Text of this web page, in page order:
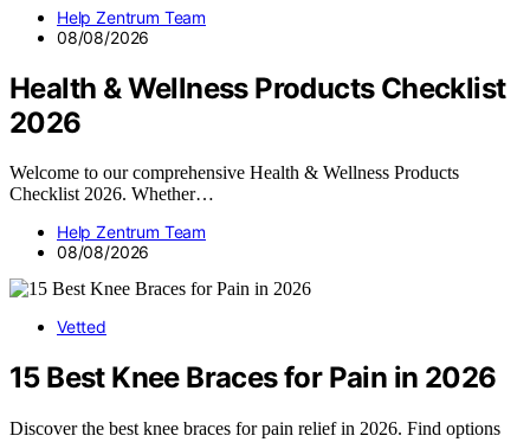
Help Zentrum Team
08/08/2026
Health & Wellness Products Checklist
2026
Welcome to our comprehensive Health & Wellness Products
Checklist 2026. Whether…
Help Zentrum Team
08/08/2026
Vetted
15 Best Knee Braces for Pain in 2026
Discover the best knee braces for pain relief in 2026. Find options